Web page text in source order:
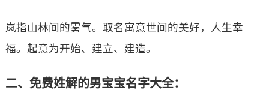
岚指山林间的雾气。取名寓意世间的美好，人生幸
福。起意为开始、建立、建造。
二、免费姓解的男宝宝名字大全：